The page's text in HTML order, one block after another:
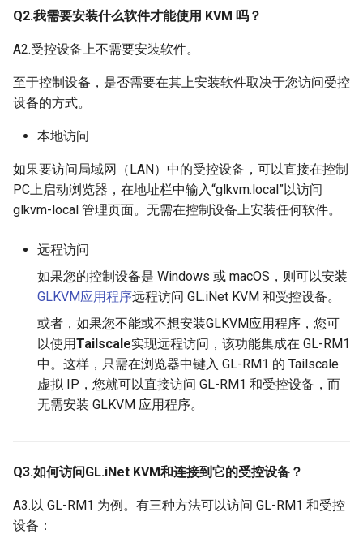
c
h
i
n
Q2.我需要安装什么软件才能使用 KVM 吗？
A2.受控设备上不需要安装软件。
至于控制设备，是否需要在其上安装软件取决于您访问受控
设备的方式。
本地访问
如果要访问局域网（LAN）中的受控设备，可以直接在控制
PC上启动浏览器，在地址栏中输入“glkvm.local”以访问
glkvm-local 管理页面。无需在控制设备上安装任何软件。
远程访问
如果您的控制设备是 Windows 或 macOS，则可以安装
GLKVM应用程序远程访问 GL.iNet KVM 和受控设备。
或者，如果您不能或不想安装GLKVM应用程序，您可
以使用Tailscale实现远程访问，该功能集成在 GL-RM1
中。这样，只需在浏览器中键入 GL-RM1 的 Tailscale
虚拟 IP，您就可以直接访问 GL-RM1 和受控设备，而
无需安装 GLKVM 应用程序。
Q3.如何访问GL.iNet KVM和连接到它的受控设备？
A3.以 GL-RM1 为例。有三种方法可以访问 GL-RM1 和受控
设备：